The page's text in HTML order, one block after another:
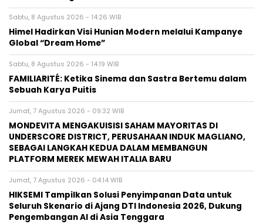
Sabtu, 8 Agustus 2026 - 14:26 WIB
Himel Hadirkan Visi Hunian Modern melalui Kampanye
Global “Dream Home”
Sabtu, 8 Agustus 2026 - 14:19 WIB
FAMILIARITÉ: Ketika Sinema dan Sastra Bertemu dalam
Sebuah Karya Puitis
Jumat, 7 Agustus 2026 - 09:32 WIB
MONDEVITA MENGAKUISISI SAHAM MAYORITAS DI
UNDERSCORE DISTRICT, PERUSAHAAN INDUK MAGLIANO,
SEBAGAI LANGKAH KEDUA DALAM MEMBANGUN
PLATFORM MEREK MEWAH ITALIA BARU
Jumat, 7 Agustus 2026 - 04:14 WIB
HIKSEMI Tampilkan Solusi Penyimpanan Data untuk
Seluruh Skenario di Ajang DTI Indonesia 2026, Dukung
Pengembangan AI di Asia Tenggara